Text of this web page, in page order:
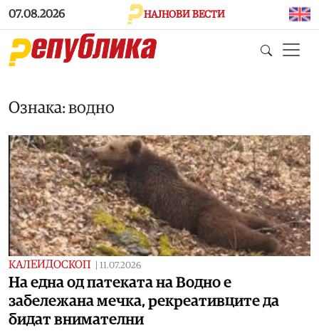
Skip to main content
07.08.2026 НАЈНОВИ ВЕСТИ
Ознака: водно
КАЛЕИДОСКОП 11.07.2026
На една од патеката на Водно е
забележана мечка, рекреативците да
бидат внимателни